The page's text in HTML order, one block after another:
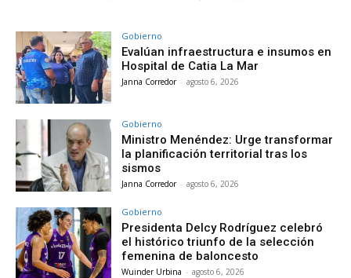
Gobierno
Evalúan infraestructura e insumos en
Hospital de Catia La Mar
Janna Corredor - agosto 6, 2026
Gobierno
Ministro Menéndez: Urge transformar
la planificación territorial tras los
sismos
Janna Corredor - agosto 6, 2026
Gobierno
Presidenta Delcy Rodríguez celebró
el histórico triunfo de la selección
femenina de baloncesto
Wuinder Urbina - agosto 6, 2026